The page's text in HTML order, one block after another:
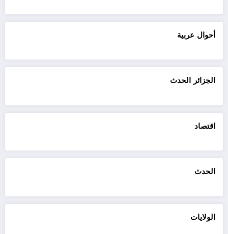
أحوال عربية
الجزائر الحدث
اقتصاد
الحدث
الولايات